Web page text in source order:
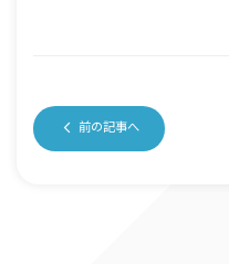
前の記事へ